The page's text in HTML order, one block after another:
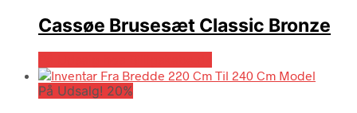
Cassøe Brusesæt Classic Bronze
På Udsalg! 20%